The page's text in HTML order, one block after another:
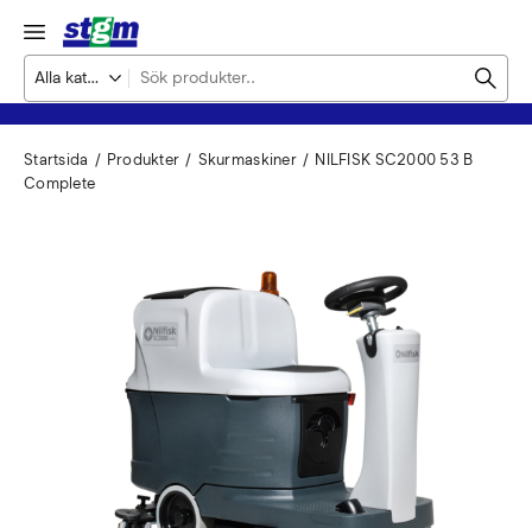
Startsida Produkter Skurmaskiner
NILFISK SC2000 53 B
Complete